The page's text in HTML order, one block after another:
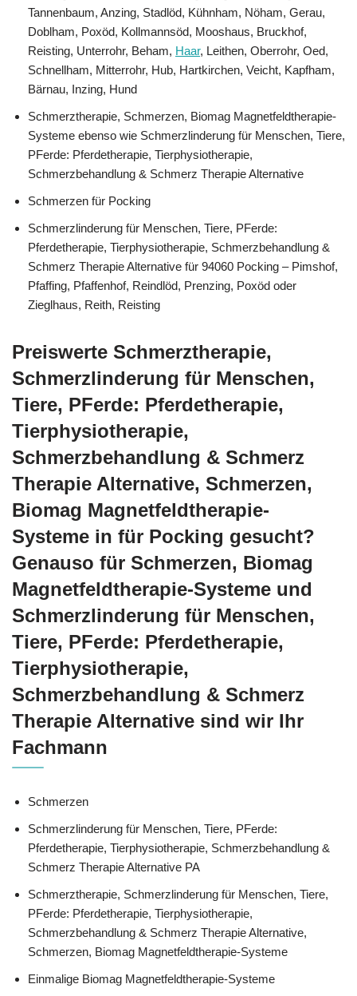
Tannenbaum, Anzing, Stadlöd, Kühnham, Nöham, Gerau,
Doblham, Poxöd, Kollmannsöd, Mooshaus, Bruckhof,
Reisting, Unterrohr, Beham, Haar, Leithen, Oberrohr, Oed,
Schnellham, Mitterrohr, Hub, Hartkirchen, Veicht, Kapfham,
Bärnau, Inzing, Hund
Schmerztherapie, Schmerzen, Biomag Magnetfeldtherapie-
Systeme ebenso wie Schmerzlinderung für Menschen, Tiere,
PFerde: Pferdetherapie, Tierphysiotherapie,
Schmerzbehandlung & Schmerz Therapie Alternative
Schmerzen für Pocking
Schmerzlinderung für Menschen, Tiere, PFerde:
Pferdetherapie, Tierphysiotherapie, Schmerzbehandlung &
Schmerz Therapie Alternative für 94060 Pocking – Pimshof,
Pfaffing, Pfaffenhof, Reindlöd, Prenzing, Poxöd oder
Zieglhaus, Reith, Reisting
Preiswerte Schmerztherapie,
Schmerzlinderung für Menschen,
Tiere, PFerde: Pferdetherapie,
Tierphysiotherapie,
Schmerzbehandlung & Schmerz
Therapie Alternative, Schmerzen,
Biomag Magnetfeldtherapie-
Systeme in für Pocking gesucht?
Genauso für Schmerzen, Biomag
Magnetfeldtherapie-Systeme und
Schmerzlinderung für Menschen,
Tiere, PFerde: Pferdetherapie,
Tierphysiotherapie,
Schmerzbehandlung & Schmerz
Therapie Alternative sind wir Ihr
Fachmann
Schmerzen
Schmerzlinderung für Menschen, Tiere, PFerde:
Pferdetherapie, Tierphysiotherapie, Schmerzbehandlung &
Schmerz Therapie Alternative PA
Schmerztherapie, Schmerzlinderung für Menschen, Tiere,
PFerde: Pferdetherapie, Tierphysiotherapie,
Schmerzbehandlung & Schmerz Therapie Alternative,
Schmerzen, Biomag Magnetfeldtherapie-Systeme
Einmalige Biomag Magnetfeldtherapie-Systeme